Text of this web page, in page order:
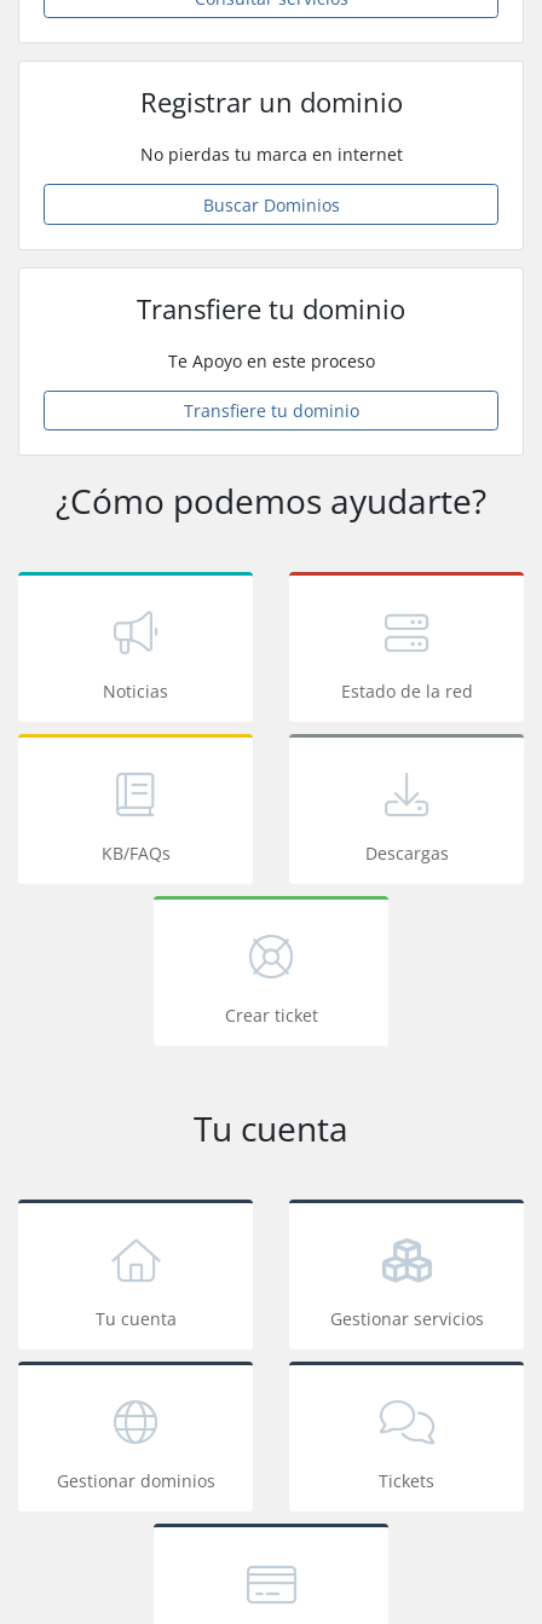
Registrar un dominio
No pierdas tu marca en internet
Buscar Dominios
Transfiere tu dominio
Te Apoyo en este proceso
Transfiere tu dominio
¿Cómo podemos ayudarte?
Noticias Estado de la red
KB/FAQs Descargas
Crear ticket
Tu cuenta
Tu cuenta Gestionar servicios
Gestionar dominios Tickets